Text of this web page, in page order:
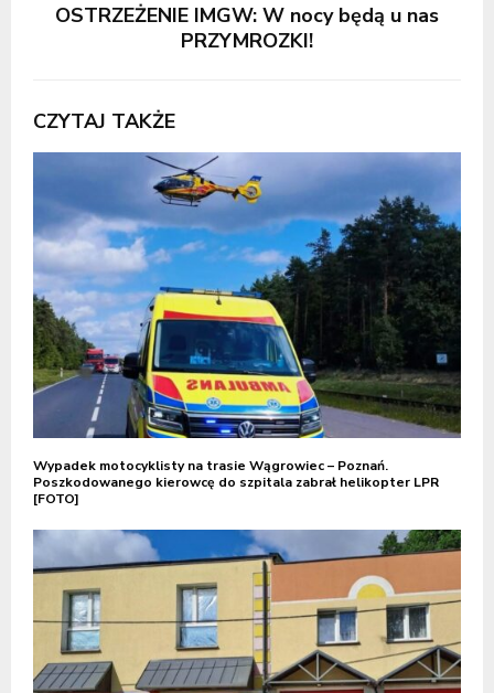
OSTRZEŻENIE IMGW: W nocy będą u nas
PRZYMROZKI!
CZYTAJ TAKŻE
Wypadek motocyklisty na trasie Wągrowiec – Poznań.
Poszkodowanego kierowcę do szpitala zabrał helikopter LPR
[FOTO]